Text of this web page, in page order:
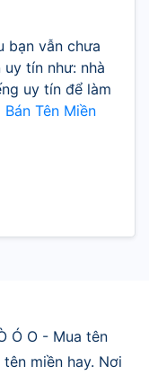
bạn vẫn chưa
tín như: nhà
uy tín để làm
Bán Tên Miền
Ó O - Mua tên
miền hay. Nơi